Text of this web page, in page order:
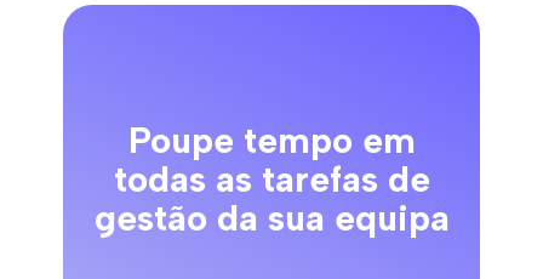
Poupe tempo em
todas as tarefas de
gestão da sua equipa